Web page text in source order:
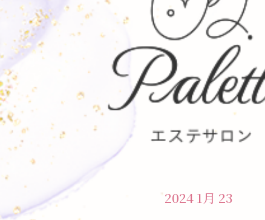
2024 1月 23